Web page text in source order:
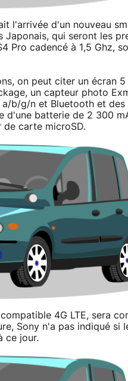
l'arrivée d'un nouveau
Japonais, qui seront les
Pro cadencé à 1,5 Ghz,
on peut citer un écran
un capteur photo
b/g/n et Bluetooth et
d'une batterie de 2 300
de carte microSD.
4G LTE, sera
Sony n'a pas indiqué
ce jour.